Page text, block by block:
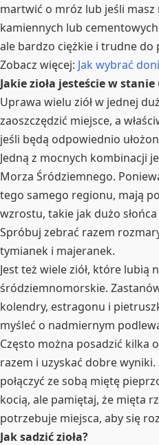
martwić o mróz lub jeśli masz
kamiennych lub
ale bardzo ciężkie i trudne do
Zobacz więcej: Jak wybrać
Jakie zioła jesteście w
Uprawa wielu ziół w jednej
zaoszczędzić miejsce, a
jeśli będą odpowiednio
Jedną z mocnych kombinacji
Morza Śródziemnego.
tego samego regionu, mają
wzrostu, takie jak dużo
Spróbuj zebrać razem
tymianek i majeranek.
Jest też wiele ziół, które lubią
śródziemnomorskie.
kolendry, estragonu i
myśleć o nadmiernym
Często można posadzić kilka
razem i uzyskać dobre wyniki.
połączyć ze sobą miętę
kocią, ale pamiętaj, że mięta
potrzebuje miejsca, aby się
Jak sadzić zioła?